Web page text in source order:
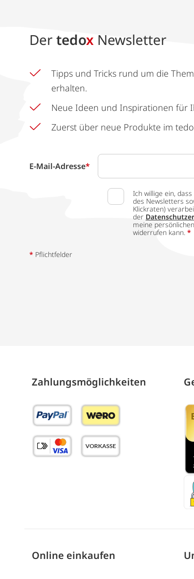
Der tedox Newsletter
Tipps und Tricks rund um die
erhalten.
Neue Ideen und Inspirationen für
Zuerst über neue Produkte im
E-Mail-Adresse*
Ich willige ein,
des Newsletters
Klickraten)
der
meine
widerrufen kann. *
* Pflichtfelder
Zahlungs­möglich­keiten
Online einkaufen